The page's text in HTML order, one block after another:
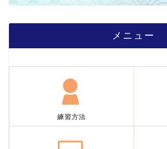
メニュー
練習方法